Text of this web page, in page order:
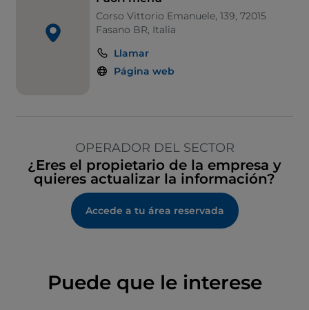
Corso Vittorio Emanuele, 139, 72015
Fasano BR, Italia
Llamar
Página web
OPERADOR DEL SECTOR
¿Eres el propietario de la empresa y
quieres actualizar la información?
Accede a tu área reservada
Puede que le interese